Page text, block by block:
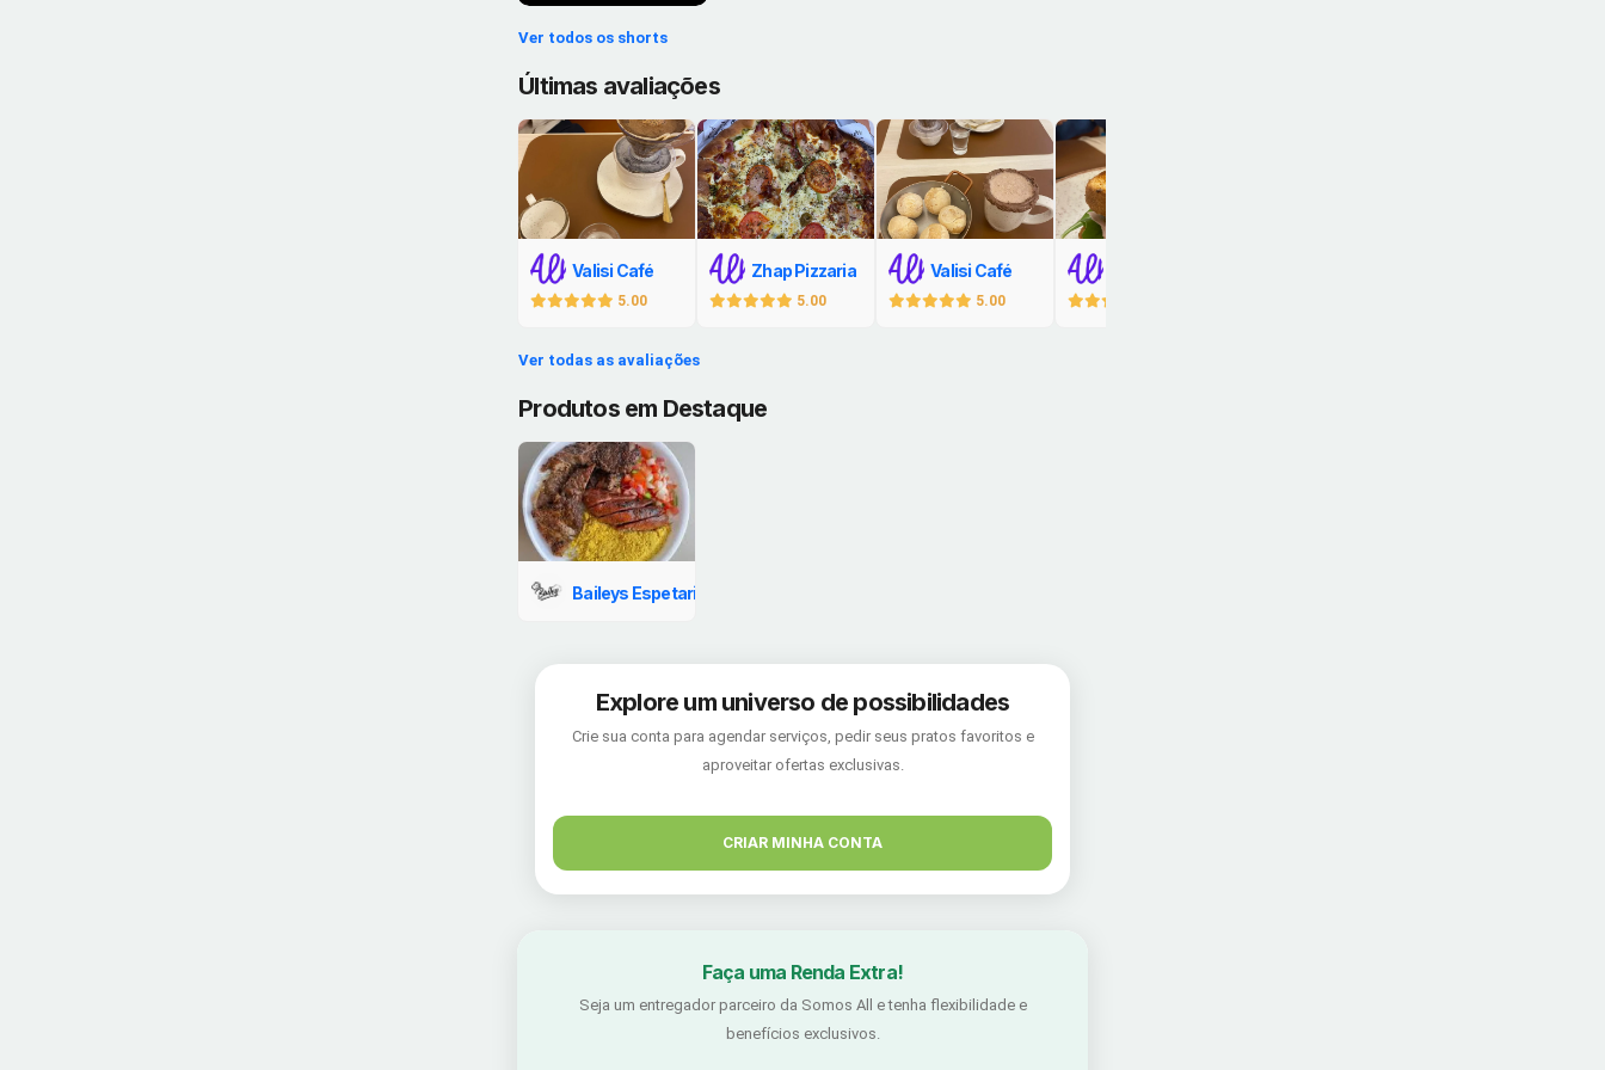
Ver todos os shorts
Últimas avaliações
Valisi Café
5.00
Zhap Pizzaria
5.00
Valisi Café
5.00
Ver todas as avaliações
Produtos em Destaque
Baileys Espetaria
Explore um universo de possibilidades
Crie sua conta para agendar serviços, pedir seus pratos favoritos e
aproveitar ofertas exclusivas.
CRIAR MINHA CONTA
Faça uma Renda Extra!
Seja um entregador parceiro da Somos All e tenha flexibilidade e
benefícios exclusivos.